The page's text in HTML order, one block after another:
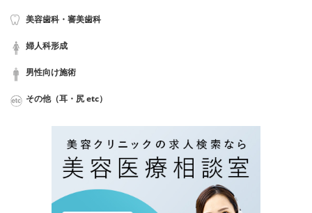
美容歯科・審美歯科
婦人科形成
男性向け施術
その他（耳・尻 etc）